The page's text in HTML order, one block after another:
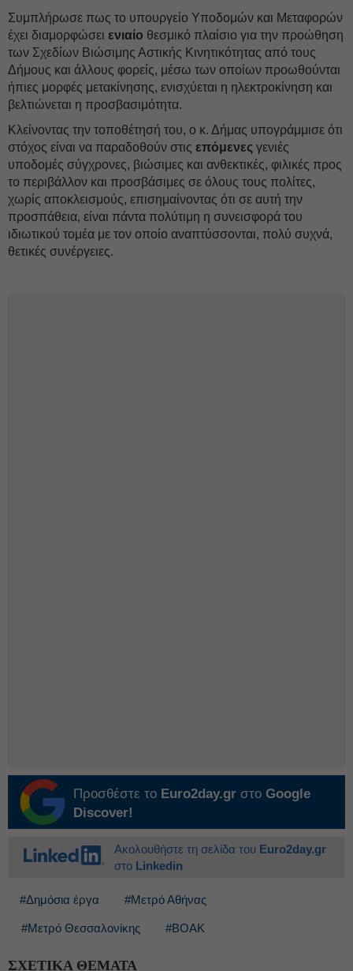
Συμπλήρωσε πως το υπουργείο Υποδομών και Μεταφορών
έχει διαμορφώσει ενιαίο θεσμικό πλαίσιο για την προώθηση
των Σχεδίων Βιώσιμης Αστικής Κινητικότητας από τους
Δήμους και άλλους φορείς, μέσω των οποίων προωθούνται
ήπιες μορφές μετακίνησης, ενισχύεται η ηλεκτροκίνηση και
βελτιώνεται η προσβασιμότητα.
Κλείνοντας την τοποθέτησή του, ο κ. Δήμας υπογράμμισε ότι
στόχος είναι να παραδοθούν στις επόμενες γενιές
υποδομές σύγχρονες, βιώσιμες και ανθεκτικές, φιλικές προς
το περιβάλλον και προσβάσιμες σε όλους τους πολίτες,
χωρίς αποκλεισμούς, επισημαίνοντας ότι σε αυτή την
προσπάθεια, είναι πάντα πολύτιμη η συνεισφορά του
ιδιωτικού τομέα με τον οποίο αναπτύσσονται, πολύ συχνά,
θετικές συνέργειες.
Προσθέστε το Euro2day.gr στο Google
Discover!
Ακολουθήστε τη σελίδα του Euro2day.gr
στο Linkedin
#Δημόσια έργα #Μετρό Αθήνας
#Μετρό Θεσσαλονίκης #ΒΟΑΚ
ΣΧΕΤΙΚΑ ΘΕΜΑΤΑ